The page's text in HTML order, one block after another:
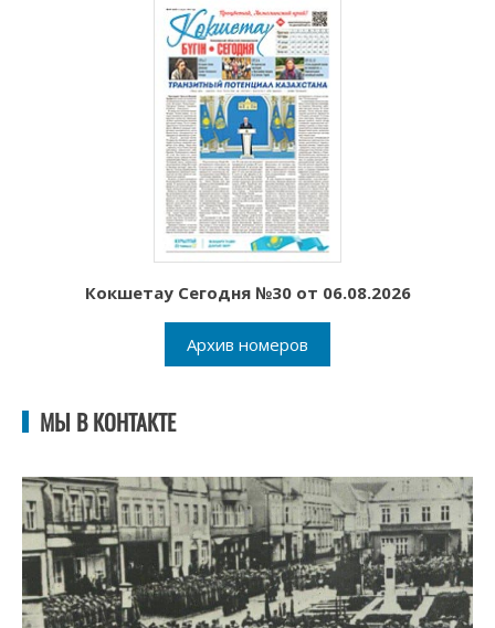
Кокшетау Сегодня №30 от 06.08.2026
Архив номеров
МЫ В КОНТАКТЕ